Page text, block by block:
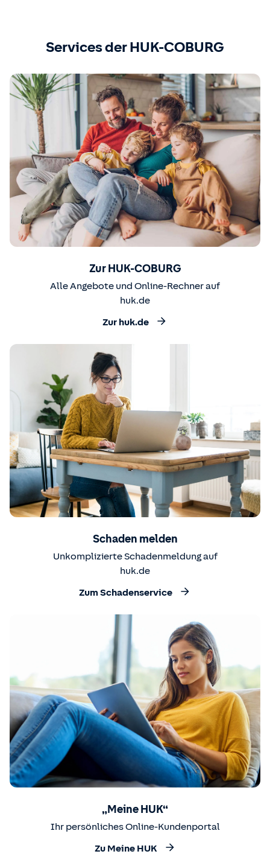
Services der HUK-COBURG
Zur HUK-COBURG
Alle Angebote und Online-Rechner auf
huk.de
Zur huk.de
Schaden melden
Unkomplizierte Schadenmeldung auf
huk.de
Zum Schadenservice
„Meine HUK“
Ihr persönliches Online-Kundenportal
Zu Meine HUK